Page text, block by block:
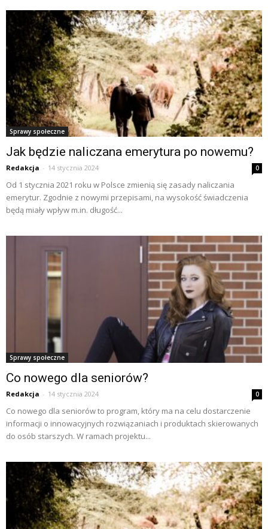
Sprawy społeczne
Jak będzie naliczana emerytura po nowemu?
Redakcja - 14 stycznia 2024 0
Od 1 stycznia 2021 roku w Polsce zmienią się zasady naliczania
emerytur. Zgodnie z nowymi przepisami, na wysokość świadczenia
będą miały wpływ m.in. długość...
Sprawy społeczne
Co nowego dla seniorów?
Redakcja - 14 stycznia 2024 0
Co nowego dla seniorów to program, który ma na celu dostarczenie
informacji o innowacyjnych rozwiązaniach i produktach skierowanych
do osób starszych. W ramach projektu...